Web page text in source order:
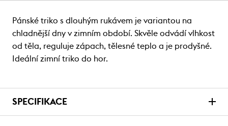
Pánské triko s dlouhým rukávem je variantou na
chladnější dny v zimním období. Skvěle odvádí vlhkost
od těla, reguluje zápach, tělesné teplo a je prodyšné.
Ideální zimní triko do hor.
SPECIFIKACE